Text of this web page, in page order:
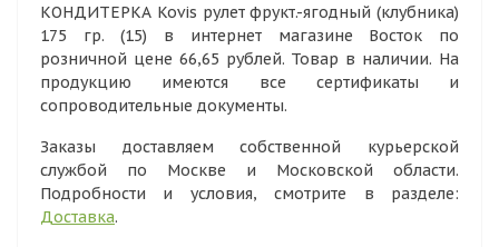
КОНДИТЕРКА Kovis рулет фрукт.-ягодный (клубника)
175 гр. (15) в интернет магазине Восток по
розничной цене 66,65 рублей. Товар в наличии. На
продукцию имеются все сертификаты и
сопроводительные документы.
Заказы доставляем собственной курьерской
службой по Москве и Московской области.
Подробности и условия, смотрите в разделе:
Доставка.